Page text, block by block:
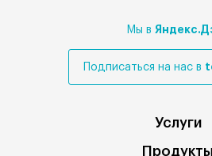
Мы в
Подписаться на нас в
Услуги
Продукты